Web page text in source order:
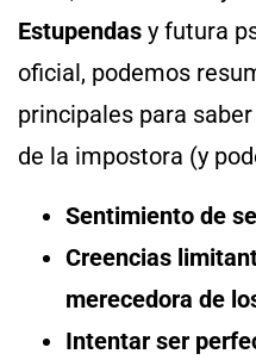
Estupendas y futura
oficial, podemos
principales para
de la impostora (y
Sentimiento de
Creencias
merecedora de
Intentar ser